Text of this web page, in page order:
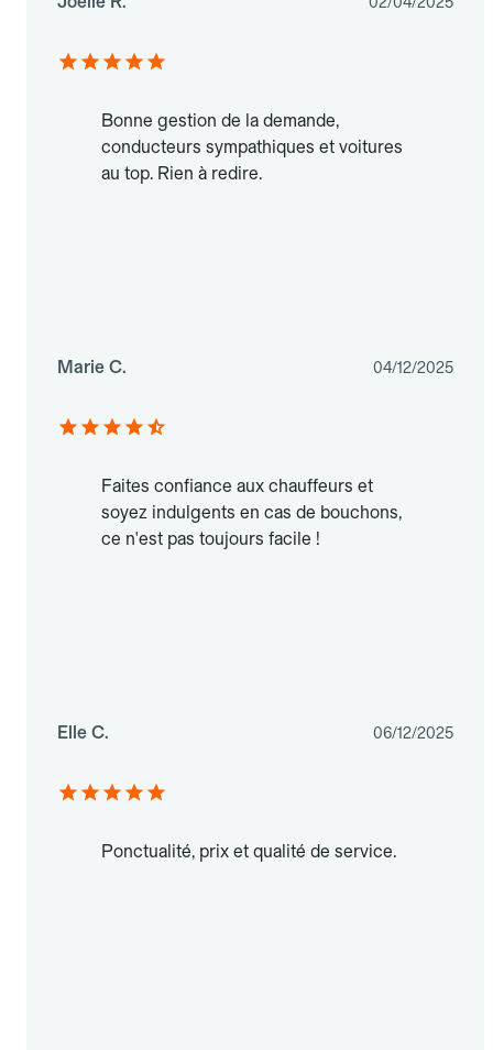
Bonne gestion de la demande,
conducteurs sympathiques et voitures
au top. Rien à redire.
Marie C. 04/12/2025
Faites confiance aux chauffeurs et
soyez indulgents en cas de bouchons,
ce n'est pas toujours facile !
Elle C. 06/12/2025
Ponctualité, prix et qualité de service.